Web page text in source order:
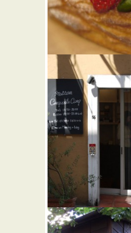
ブーラン
ジェリー
プーヴー
★★☆